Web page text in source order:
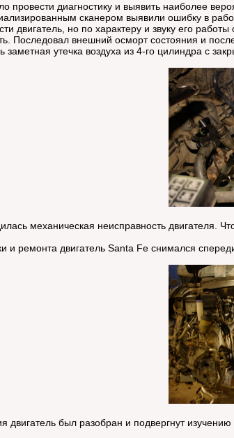
провести диагностику и выявить наиболее
сканером выявили ошибку в
двигатель, но по характеру и звуку его
Последовал внешний осморт состояния и
заметная утечка воздуха из 4-го цилиндра с
механическая неисправность двигателя.
и ремонта двигатель Santa Fe снимался
двигатель был разобран и подвергнут